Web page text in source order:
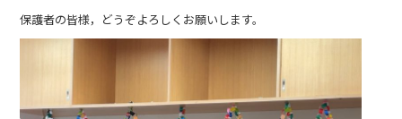
保護者の皆様，どうぞよろしくお願いします。